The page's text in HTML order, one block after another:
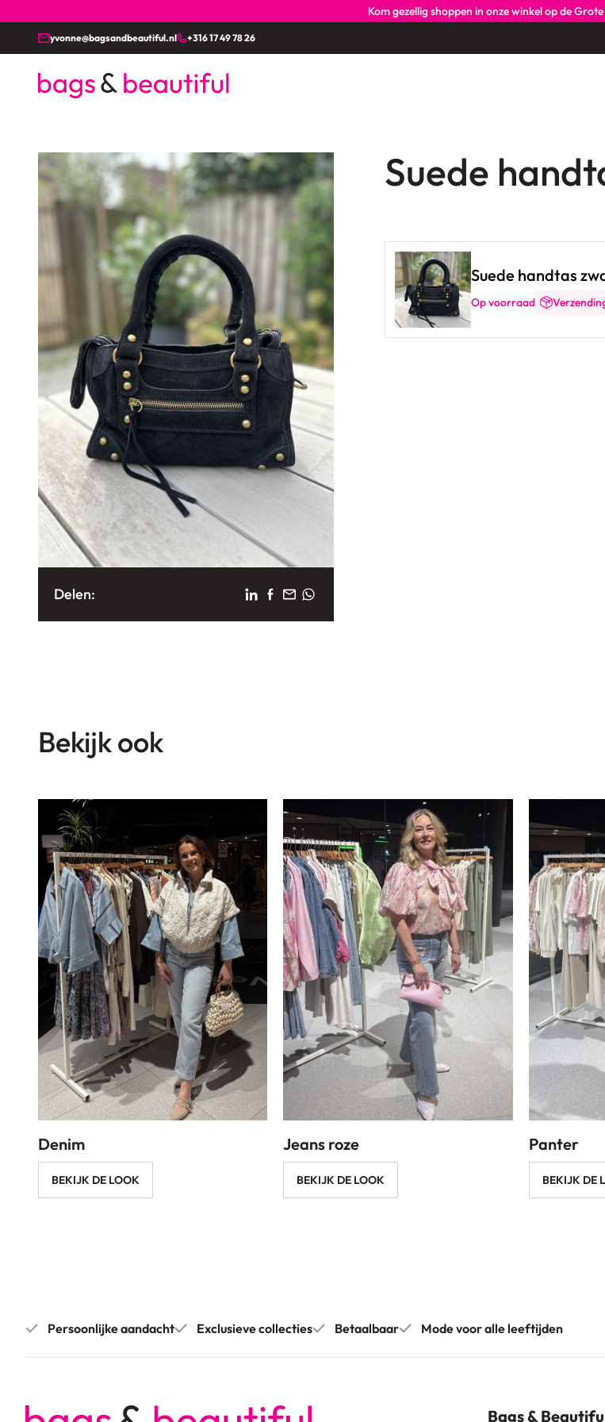
Kom gezellig shoppen in onze winkel op de
yvonne@bagsandbeautiful.nl +316 17 49 78 26
Delen:
Suede
Suede handtas
Op voorraad
Bekijk ook
Denim
BEKIJK DE LOOK
Jeans roze
BEKIJK DE LOOK
Panter
BEKIJK DE
Persoonlijke aandacht Exclusieve collecties Betaalbaar Mode voor alle leeftijden
Bags &